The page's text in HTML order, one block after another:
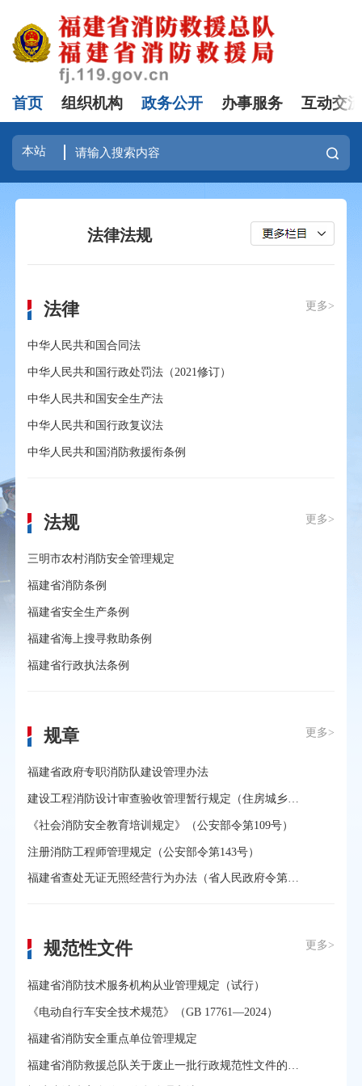
首页 组织机构 政务公开 办事服务 互动交
法律法规
法律 更多>
中华人民共和国合同法
中华人民共和国行政处罚法（2021修订）
中华人民共和国安全生产法
中华人民共和国行政复议法
中华人民共和国消防救援衔条例
法规 更多>
三明市农村消防安全管理规定
福建省消防条例
福建省安全生产条例
福建省海上搜寻救助条例
福建省行政执法条例
规章 更多>
福建省政府专职消防队建设管理办法
建设工程消防设计审查验收管理暂行规定（住房城乡建设部令第51号）
《社会消防安全教育培训规定》（公安部令第109号）
注册消防工程师管理规定（公安部令第143号）
福建省查处无证无照经营行为办法（省人民政府令第137号）
规范性文件 更多>
福建省消防技术服务机构从业管理规定（试行）
《电动自行车安全技术规范》（GB 17761—2024）
福建省消防安全重点单位管理规定